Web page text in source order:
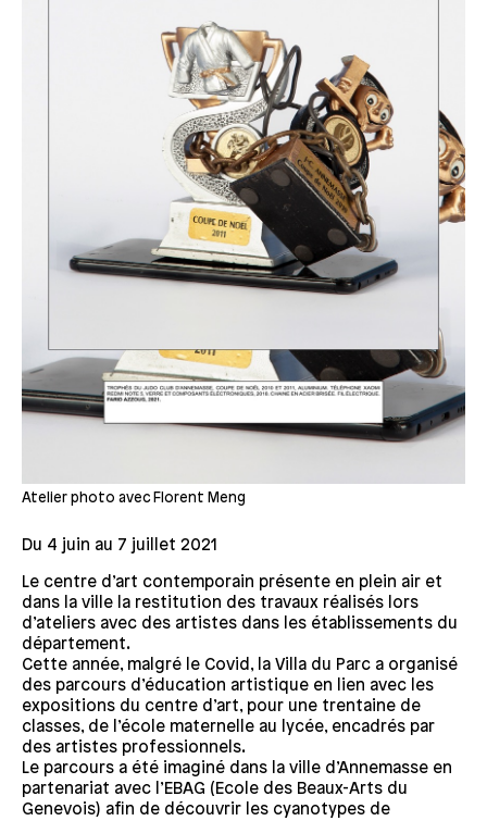
Atelier photo avec Florent Meng
Du 4 juin au 7 juillet 2021
Le centre d’art contemporain présente en plein air et
dans la ville la restitution des travaux réalisés lors
d’ateliers avec des artistes dans les établissements du
département.
Cette année, malgré le Covid, la Villa du Parc a organisé
des parcours d’éducation artistique en lien avec les
expositions du centre d’art, pour une trentaine de
classes, de l’école maternelle au lycée, encadrés par
des artistes professionnels.
Le parcours a été imaginé dans la ville d’Annemasse en
partenariat avec l’EBAG (Ecole des Beaux-Arts du
Genevois) afin de découvrir les cyanotypes de